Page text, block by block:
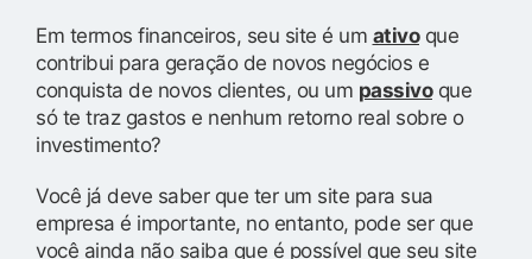
Em termos financeiros, seu site é um ativoque
contribui para geração de novos negócios e
conquista de novos clientes, ou um passivoque
só te traz gastos e nenhum retorno real sobre o
investimento?
Você já deve saber que ter um site para sua
empresa é importante, no entanto, pode ser que
você ainda não saiba que é possível que seu site